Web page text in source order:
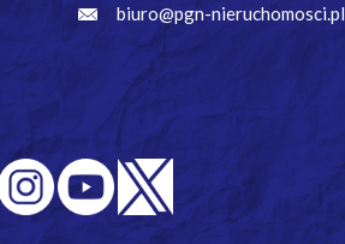
biuro@pgn-nieruchomosci.pl